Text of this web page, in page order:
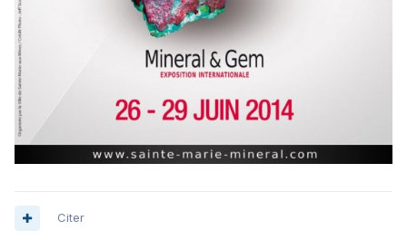
Citer